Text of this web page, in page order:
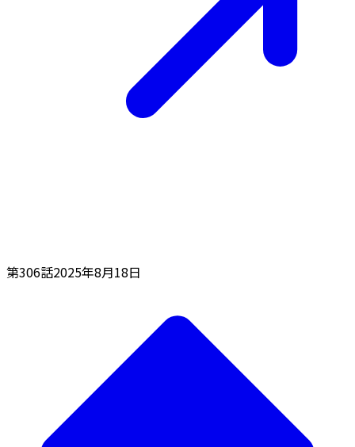
第306話2025年8月18日